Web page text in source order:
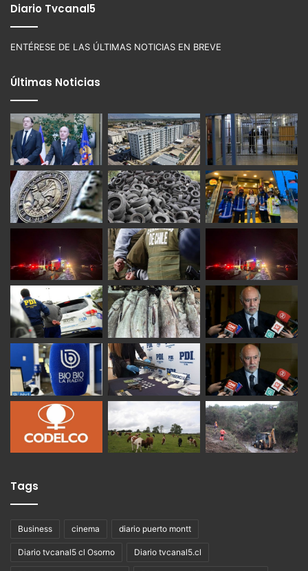
Diario Tvcanal5
ENTÉRESE DE LAS ÚLTIMAS NOTICIAS EN BREVE
Últimas Noticias
Tags
Business cinema diario puerto montt
Diario tvcanal5 cl Osorno Diario tvcanal5.cl